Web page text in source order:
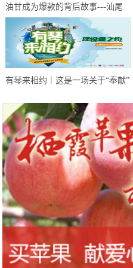
油甘成为爆款的背后故事---汕尾
南果农业带你来揭晓
有琴来相约｜这是一场关于“奉献”